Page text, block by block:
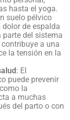
hasta el yoga.
suelo pélvico
de espalda
parte del sistema
a una
la tensión en la
: El
puede prevenir
la
a muchas
del parto o con